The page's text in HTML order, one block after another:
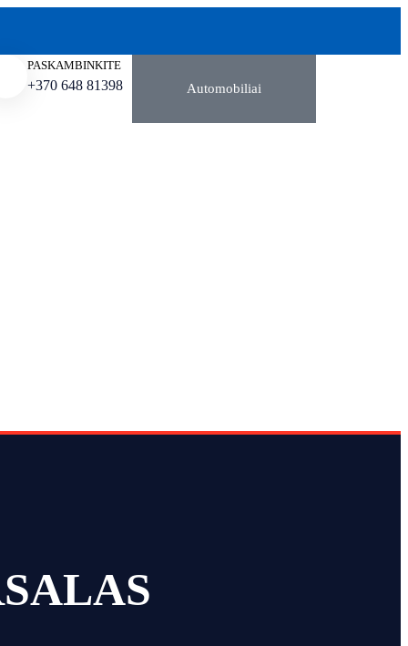
PASKAMBINKITE
+370 648 81398 Automobiliai